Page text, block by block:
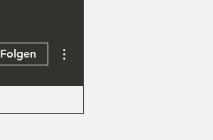
Folgen